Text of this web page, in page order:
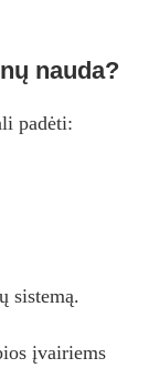
nauda?
padėti:
sistemą.
įvairiems